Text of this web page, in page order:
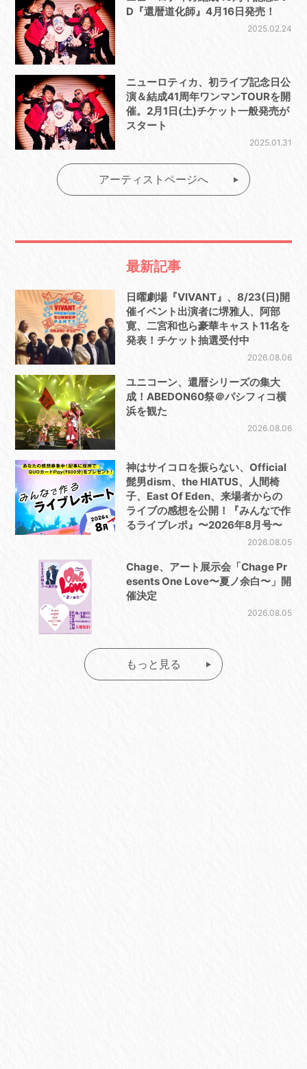
D『還暦道化師』4月16日発売！
2025.02.24
ニューロティカ、初ライブ記念日公
演＆結成41周年ワンマンTOURを開
催。2月1日(土)チケット一般発売が
スタート
2025.01.31
アーティストページへ
最新記事
日曜劇場『VIVANT』、8/23(日)開
催イベント出演者に堺雅人、阿部
寛、二宮和也ら豪華キャスト11名を
発表！チケット抽選受付中
2026.08.06
ユニコーン、還暦シリーズの集大
成！ABEDON60祭＠パシフィコ横
浜を観た
2026.08.06
神はサイコロを振らない、Official
髭男dism、the HIATUS、人間椅
子、East Of Eden、来場者からの
ライブの感想を公開！『みんなで作
るライブレポ』〜2026年8月号〜
2026.08.05
Chage、アート展示会「Chage Pr
esents One Love〜夏ノ余白〜」開
催決定
2026.08.05
もっと見る